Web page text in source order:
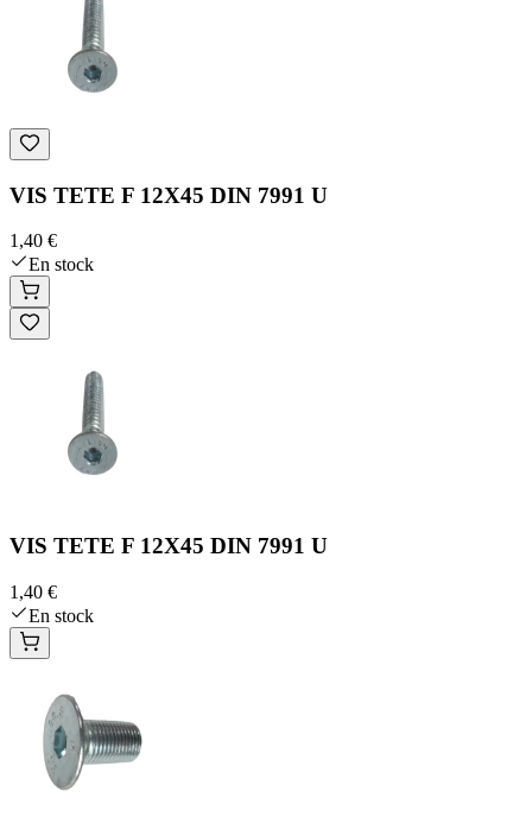
VIS TETE F 12X45 DIN 7991 U
1,40 €
En stock
VIS TETE F 12X45 DIN 7991 U
1,40 €
En stock